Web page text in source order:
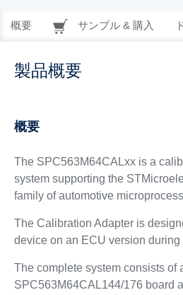
概要 サンプル & 購入
製品概要
概要
The SPC563M64CALxx is a
system supporting the
family of automotive
The Calibration Adapter is
device on an ECU version
The complete system consists of
SPC563M64CAL144/176 board